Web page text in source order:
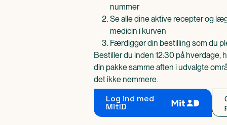
nummer
Se alle dine aktive recepter og
medicin i kurven
Færdiggør din bestilling som du
Bestiller du inden 12:30 på hverdage,
din pakke samme aften i udvalgte
det ikke nemmere.
Log ind med
MitID